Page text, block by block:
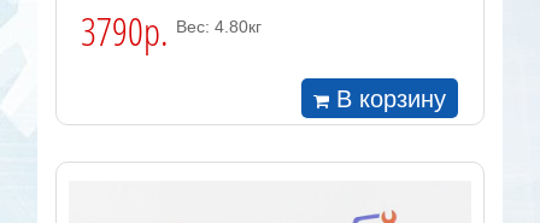
3790р. Вес: 4.80кг
В корзину